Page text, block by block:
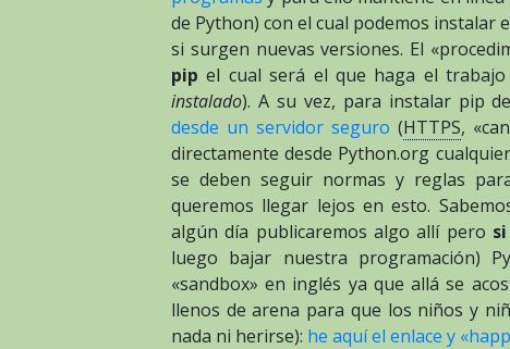
de Python) con el cual podemos instalar
si surgen nuevas versiones. El
pip el cual será el que haga el
instalado). A su vez, para instalar pip
desde un servidor seguro (HTTPS,
directamente desde Python.org
se deben seguir normas y reglas
queremos llegar lejos en esto.
algún día publicaremos algo allí pero
luego bajar nuestra programación)
«sandbox» en inglés ya que allá se
llenos de arena para que los niños y
nada ni herirse): he aquí el enlace y